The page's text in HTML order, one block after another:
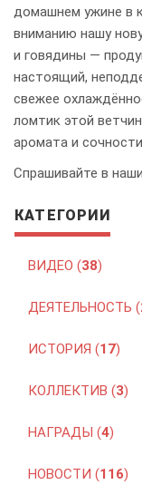
домашнем ужине в
вниманию нашу
и говядины —
настоящий,
свежее
ломтик этой
аромата и
Спрашивайте в
КАТЕГОРИИ
ВИДЕО (38)
ДЕЯТЕЛЬНОСТЬ (
ИСТОРИЯ (17)
КОЛЛЕКТИВ (3)
НАГРАДЫ (4)
НОВОСТИ (116)